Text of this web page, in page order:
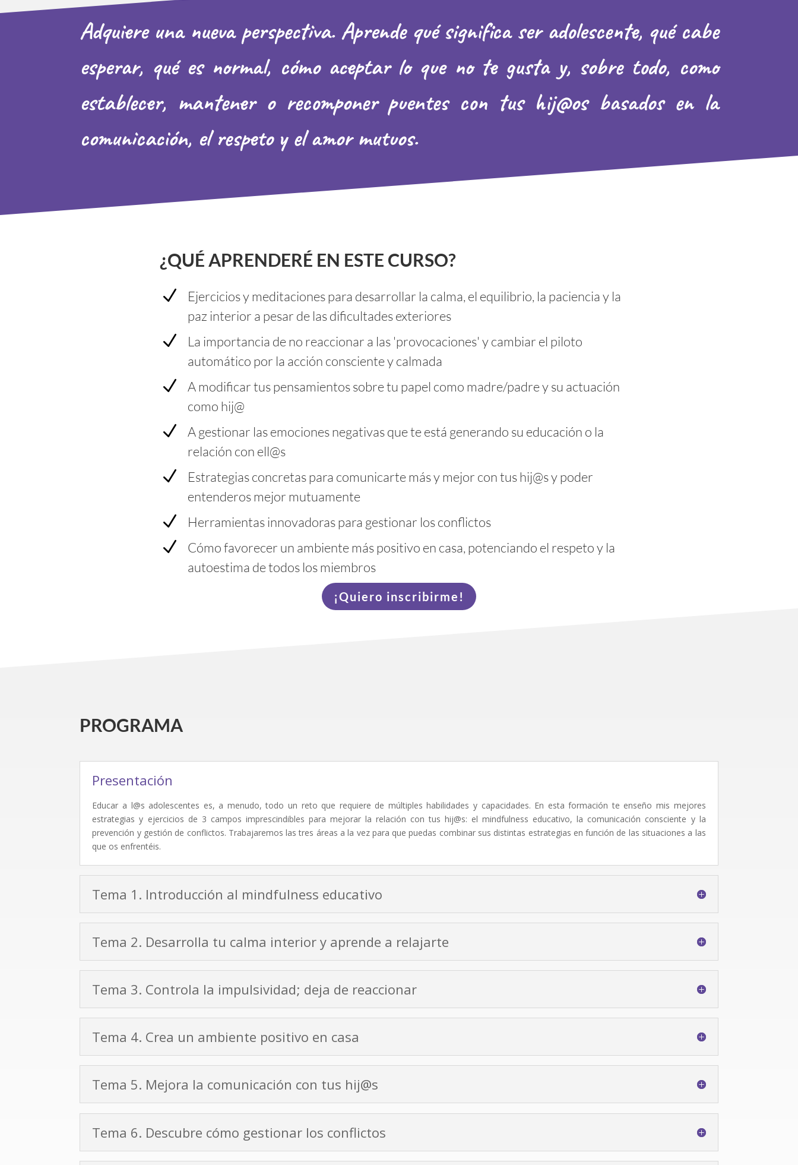
Adquiere una nueva perspectiva. Aprende qué significa ser adolescente, qué cabe
esperar, qué es normal, cómo aceptar lo que no te gusta y, sobre todo, como
establecer, mantener o recomponer puentes con tus hij@os basados en la
comunicación, el respeto y el amor mutuos.
¿QUÉ APRENDERÉ EN ESTE CURSO?
N
Ejercicios y meditaciones para desarrollar la calma, el equilibrio, la paciencia y la
paz interior a pesar de las dificultades exteriores
N
La importancia de no reaccionar a las 'provocaciones' y cambiar el piloto
automático por la acción consciente y calmada
N
A modificar tus pensamientos sobre tu papel como madre/padre y su actuación
como hij@
N
A gestionar las emociones negativas que te está generando su educación o la
relación con ell@s
N
Estrategias concretas para comunicarte más y mejor con tus hij@s y poder
entenderos mejor mutuamente
N Herramientas innovadoras para gestionar los conflictos
N
Cómo favorecer un ambiente más positivo en casa, potenciando el respeto y la
autoestima de todos los miembros
¡Quiero inscribirme!
PROGRAMA
Presentación
Educar a l@s adolescentes es, a menudo, todo un reto que requiere de múltiples habilidades y capacidades. En esta formación te enseño mis mejores
estrategias y ejercicios de 3 campos imprescindibles para mejorar la relación con tus hij@s: el mindfulness educativo, la comunicación consciente y la
prevención y gestión de conflictos. Trabajaremos las tres áreas a la vez para que puedas combinar sus distintas estrategias en función de las situaciones a las
que os enfrentéis.
Tema 1. Introducción al mindfulness educativo
Tema 2. Desarrolla tu calma interior y aprende a relajarte
Tema 3. Controla la impulsividad; deja de reaccionar
Tema 4. Crea un ambiente positivo en casa
Tema 5. Mejora la comunicación con tus hij@s
Tema 6. Descubre cómo gestionar los conflictos